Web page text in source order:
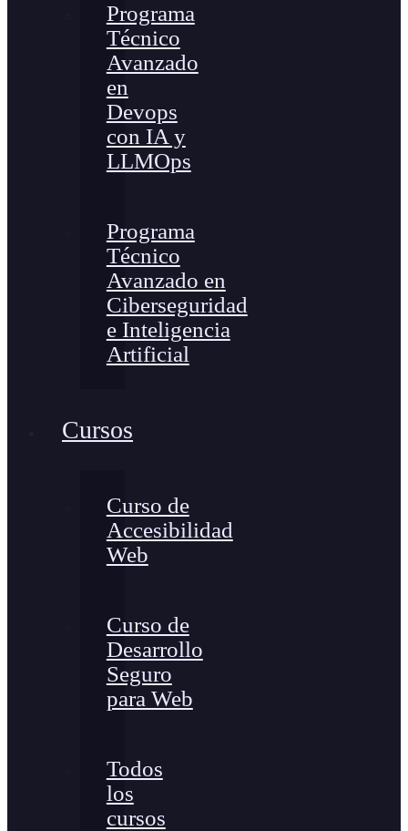
Programa
Técnico
Avanzado
en
Devops
con IA y
LLMOps
Programa
Técnico
Avanzado en
Ciberseguridad
e Inteligencia
Artificial
Cursos
Curso de
Accesibilidad
Web
Curso de
Desarrollo
Seguro
para Web
Todos
los
cursos